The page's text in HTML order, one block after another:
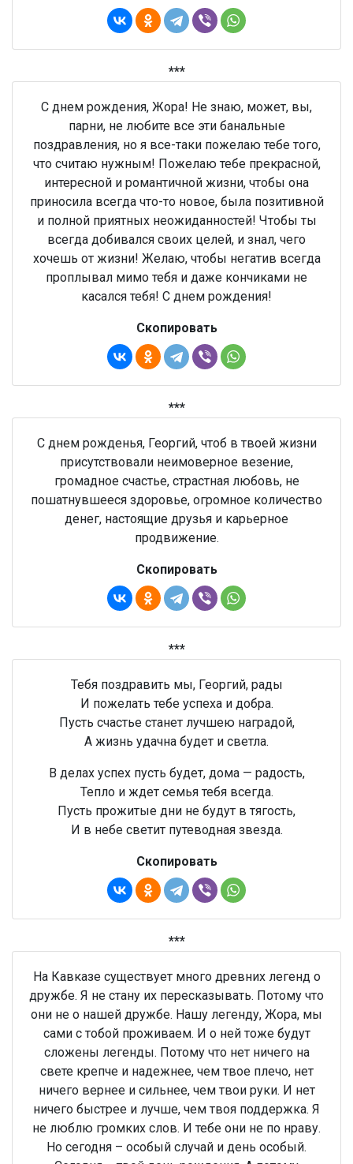
***
С днем рождения, Жора! Не знаю, может, вы,
парни, не любите все эти банальные
поздравления, но я все-таки пожелаю тебе того,
что считаю нужным! Пожелаю тебе прекрасной,
интересной и романтичной жизни, чтобы она
приносила всегда что-то новое, была позитивной
и полной приятных неожиданностей! Чтобы ты
всегда добивался своих целей, и знал, чего
хочешь от жизни! Желаю, чтобы негатив всегда
проплывал мимо тебя и даже кончиками не
касался тебя! С днем рождения!
Скопировать
***
С днем рожденья, Георгий, чтоб в твоей жизни
присутствовали неимоверное везение,
громадное счастье, страстная любовь, не
пошатнувшееся здоровье, огромное количество
денег, настоящие друзья и карьерное
продвижение.
Скопировать
***
Тебя поздравить мы, Георгий, рады
И пожелать тебе успеха и добра.
Пусть счастье станет лучшею наградой,
А жизнь удачна будет и светла.
В делах успех пусть будет, дома — радость,
Тепло и ждет семья тебя всегда.
Пусть прожитые дни не будут в тягость,
И в небе светит путеводная звезда.
Скопировать
***
На Кавказе существует много древних легенд о
дружбе. Я не стану их пересказывать. Потому что
они не о нашей дружбе. Нашу легенду, Жора, мы
сами с тобой проживаем. И о ней тоже будут
сложены легенды. Потому что нет ничего на
свете крепче и надежнее, чем твое плечо, нет
ничего вернее и сильнее, чем твои руки. И нет
ничего быстрее и лучше, чем твоя поддержка. Я
не люблю громких слов. И тебе они не по нраву.
Но сегодня – особый случай и день особый.